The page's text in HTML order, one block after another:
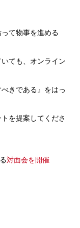
て物事を進める
ても、オンライン
きである』をはっ
を提案してくださ
対面会を開催